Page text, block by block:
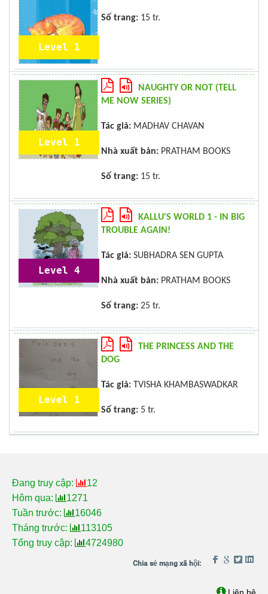
Level 1
Số trang: 15 tr.
Level 1
NAUGHTY OR NOT (TELL
ME NOW SERIES)
Tác giả: MADHAV CHAVAN
Nhà xuất bản: PRATHAM BOOKS
Số trang: 15 tr.
Level 4
KALLU'S WORLD 1 - IN BIG
TROUBLE AGAIN!
Tác giả: SUBHADRA SEN GUPTA
Nhà xuất bản: PRATHAM BOOKS
Số trang: 25 tr.
Level 1
THE PRINCESS AND THE
DOG
Tác giả: TVISHA KHAMBASWADKAR
Số trang: 5 tr.
Đang truy cập:
12
Hôm qua:
1271
Tuần trước:
16046
Tháng trước:
113105
Tổng truy cập:
4724980